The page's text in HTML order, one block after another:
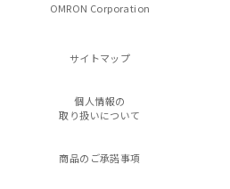
OMRON Corporation
サイトマップ
個人情報の
取り扱いについて
商品のご承諾事項